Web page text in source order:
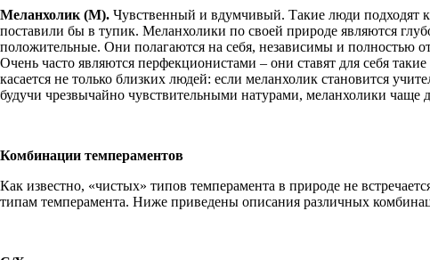
Меланхолик (М). Чувственный и вдумчивый. Такие люди подходят
поставили бы в тупик. Меланхолики по своей природе являются
положительные. Они полагаются на себя, независимы и полностью
Очень часто являются перфекционистами – они ставят для себя
касается не только близких людей: если меланхолик становится
будучи чрезвычайно чувствительными натурами, меланхолики
Комбинации темпераментов
Как известно, «чистых» типов темперамента в природе не
типам темперамента. Ниже приведены описания различных